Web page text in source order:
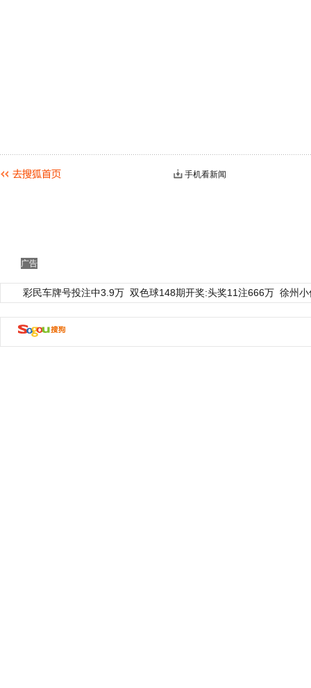
手机看新闻
广告
彩民车牌号投注中3.9万 双色球148期开奖:头奖11注666万 徐州